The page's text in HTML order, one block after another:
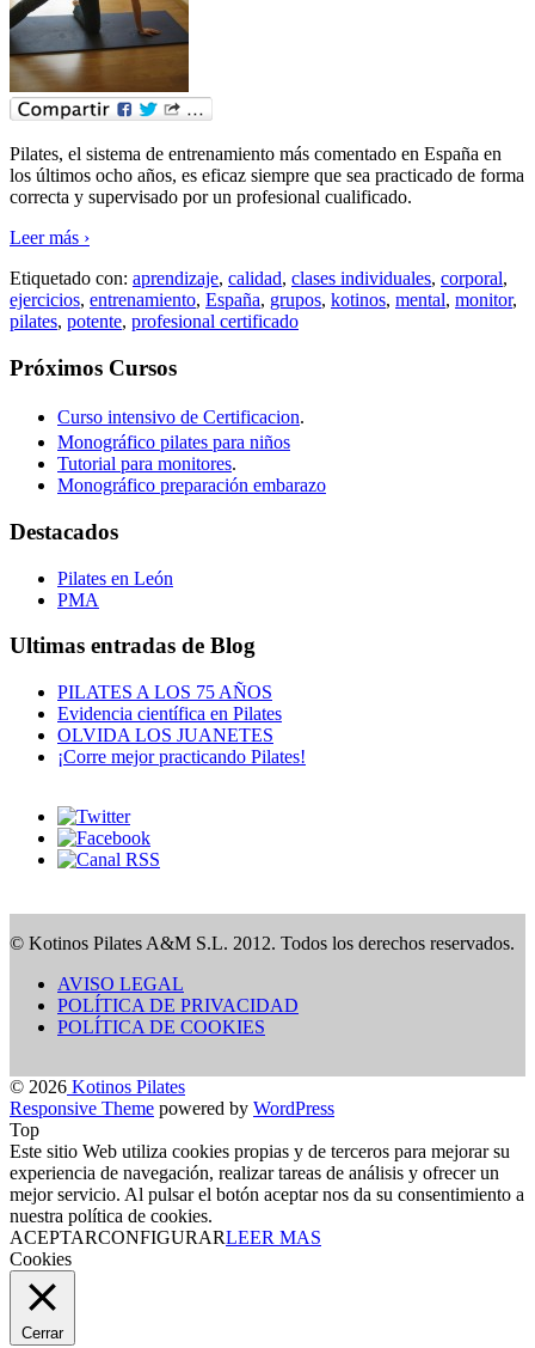
Pilates, el sistema de entrenamiento más comentado en España en
los últimos ocho años, es eficaz siempre que sea practicado de forma
correcta y supervisado por un profesional cualificado.
Leer más ›
Etiquetado con: aprendizaje, calidad, clases individuales, corporal,
ejercicios, entrenamiento, España, grupos, kotinos, mental, monitor,
pilates, potente, profesional certificado
Próximos Cursos
Curso intensivo de Certificacion.
Monográfico pilates para niños
Tutorial para monitores.
Monográfico preparación embarazo
Destacados
Pilates en León
PMA
Ultimas entradas de Blog
PILATES A LOS 75 AÑOS
Evidencia científica en Pilates
OLVIDA LOS JUANETES
¡Corre mejor practicando Pilates!
© Kotinos Pilates A&M S.L. 2012. Todos los derechos reservados.
AVISO LEGAL
POLÍTICA DE PRIVACIDAD
POLÍTICA DE COOKIES
© 2026 Kotinos Pilates
Responsive Theme powered by WordPress
Top
Este sitio Web utiliza cookies propias y de terceros para mejorar su
experiencia de navegación, realizar tareas de análisis y ofrecer un
mejor servicio. Al pulsar el botón aceptar nos da su consentimiento a
nuestra política de cookies.
ACEPTARCONFIGURARLEER MAS
Cookies
Cerrar